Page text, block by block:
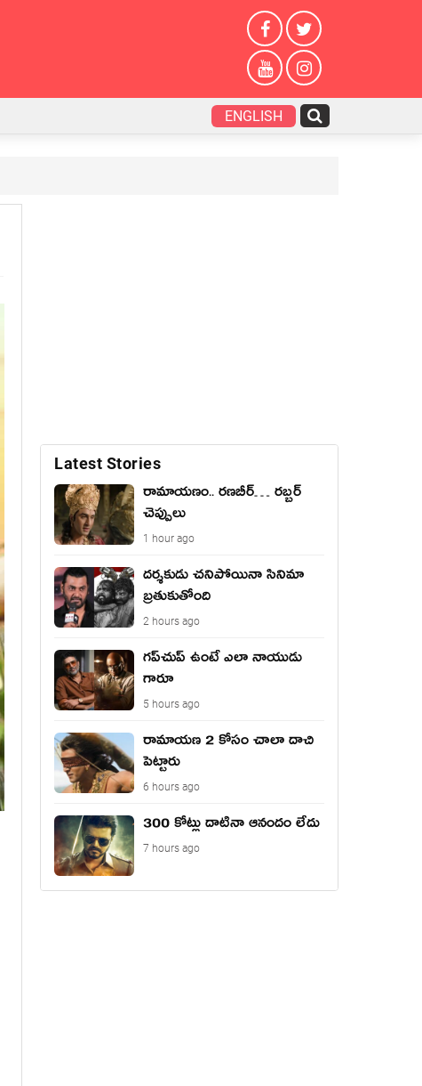
ENGLISH
Latest Stories
రామాయ‌ణం.. ర‌ణ‌బీర్… ర‌బ్బ‌ర్
చెప్పులు
1 hour ago
దర్శకుడు చనిపోయినా సినిమా
బ్రతుకుతోంది
2 hours ago
గప్‌చుప్ ఉంటే ఎలా నాయుడు
గారూ
5 hours ago
రామాయణ 2 కోసం చాలా దాచి
పెట్టారు
6 hours ago
300 కోట్లు దాటినా ఆనందం లేదు
7 hours ago